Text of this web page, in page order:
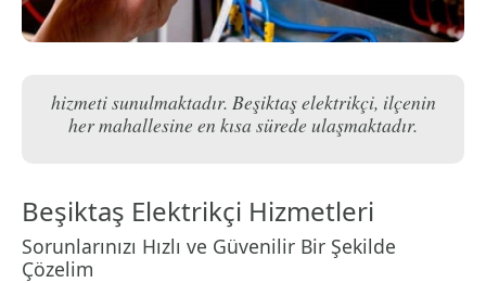
hizmeti sunulmaktadır. Beşiktaş elektrikçi, ilçenin
her mahallesine en kısa sürede ulaşmaktadır.
Beşiktaş Elektrikçi Hizmetleri
Sorunlarınızı Hızlı ve Güvenilir Bir Şekilde
Çözelim